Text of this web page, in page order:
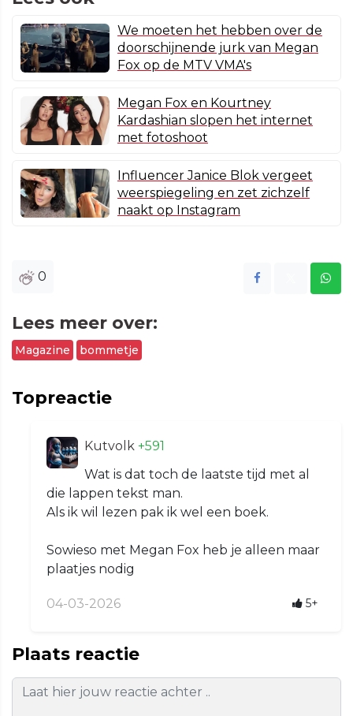
We moeten het hebben over de
doorschijnende jurk van Megan
Fox op de MTV VMA's
Megan Fox en Kourtney
Kardashian slopen het internet
met fotoshoot
Influencer Janice Blok vergeet
weerspiegeling en zet zichzelf
naakt op Instagram
0
Lees meer over:
Magazine bommetje
Topreactie
Kutvolk +591
Wat is dat toch de laatste tijd met al
die lappen tekst man.
Als ik wil lezen pak ik wel een boek.
Sowieso met Megan Fox heb je alleen maar
plaatjes nodig
04-03-2026 5+
Plaats reactie